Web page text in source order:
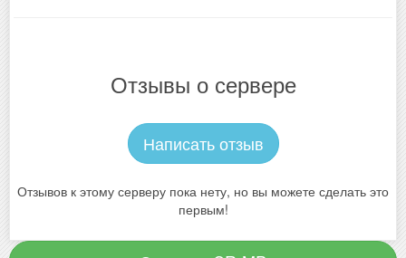
Отзывы о сервере
Написать отзыв
Отзывов к этому серверу пока нету, но вы можете сделать это
первым!